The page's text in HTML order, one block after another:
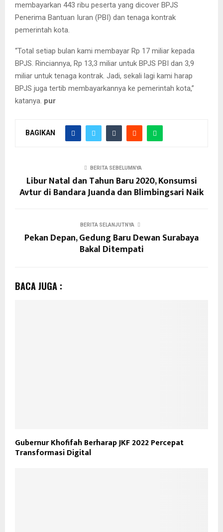
membayarkan 443 ribu peserta yang dicover BPJS
Penerima Bantuan Iuran (PBI) dan tenaga kontrak
pemerintah kota.
“Total setiap bulan kami membayar Rp 17 miliar kepada
BPJS. Rinciannya, Rp 13,3 miliar untuk BPJS PBI dan 3,9
miliar untuk tenaga kontrak. Jadi, sekali lagi kami harap
BPJS juga tertib membayarkannya ke pemerintah kota,”
katanya. pur
BAGIKAN
BERITA SEBELUMNYA
Libur Natal dan Tahun Baru 2020, Konsumsi
Avtur di Bandara Juanda dan Blimbingsari Naik
BERITA SELANJUTNYA
Pekan Depan, Gedung Baru Dewan Surabaya
Bakal Ditempati
BACA JUGA :
Gubernur Khofifah Berharap JKF 2022 Percepat
Transformasi Digital